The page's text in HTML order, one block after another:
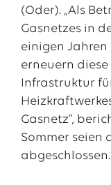
(Oder). „Als
Gasnetzes in
einigen
erneuern
Infrastruktur
Gasnetz“,
Sommer seien
abgeschlossen.